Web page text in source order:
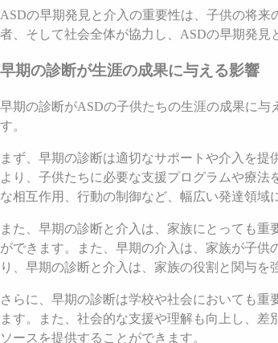
ASDの早期発見と介入の重要性は、子供の将
者、そして社会全体が協力し、ASDの早期発見
早期の診断が生涯の成果に与える影響
早期の診断がASDの子供たちの生涯の成果に
す。
まず、早期の診断は適切なサポートや介入を
より、子供たちに必要な支援プログラムや療
な相互作用、行動の制御など、幅広い発達領域
また、早期の診断と介入は、家族にとっても
ができます。また、早期の介入は、家族が子
り、早期の診断と介入は、家族の役割と関与を
さらに、早期の診断は学校や社会においても
ます。また、社会的な支援や理解も向上し、
ソースを提供することができます。